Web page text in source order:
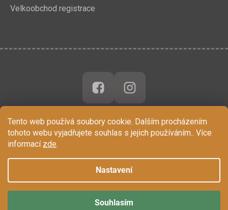
Tento web používá soubory cookie. Dalším procházením
tohoto webu vyjadřujete souhlas s jejich používáním.. Více
informací zde.
Nastavení
Souhlasím
Velkoobchod registrace
Vytvořil Shoptet